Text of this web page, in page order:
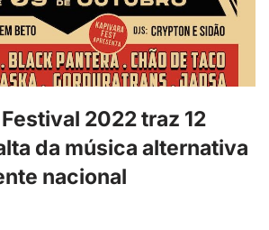
2022 traz 12
da música alternativa
nacional